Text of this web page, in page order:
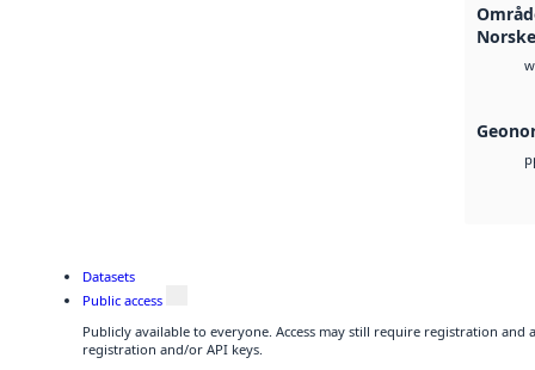
Datasets
Public access
Publicly available to everyone. Access may still require registration and
registration and/or API keys.